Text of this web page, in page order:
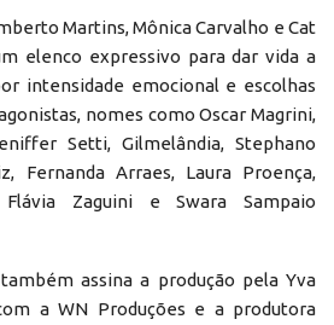
Martins, Mônica Carvalho e Cat
elenco expressivo para dar vida a
intensidade emocional e escolhas
nomes como Oscar Magrini,
Setti, Gilmelândia, Stephano
Fernanda Arraes, Laura Proença,
Flávia Zaguini e Swara Sampaio
assina a produção pela Yva
a WN Produções e a produtora